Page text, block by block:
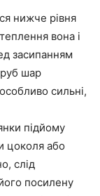
нижче рівня
вона і
засипанням
шар
сильні,
підйому
цоколя або
слід
посилену